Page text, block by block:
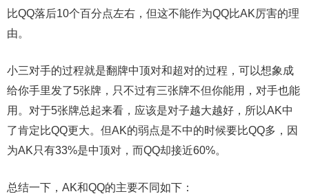
比QQ落后10个百分点左右，但这不能作为QQ比AK厉害的理
由。
小三对手的过程就是翻牌中顶对和超对的过程，可以想象成
给你手里发了5张牌，只不过有三张牌不但你能用，对手也能
用。对于5张牌总起来看，应该是对子越大越好，所以AK中
了肯定比QQ更大。但AK的弱点是不中的时候要比QQ多，因
为AK只有33%是中顶对，而QQ却接近60%。
总结一下，AK和QQ的主要不同如下：